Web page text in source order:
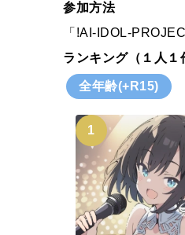
参加方法
「!AI-IDOL-
ランキング（１人１
全年齢(+R15)
1